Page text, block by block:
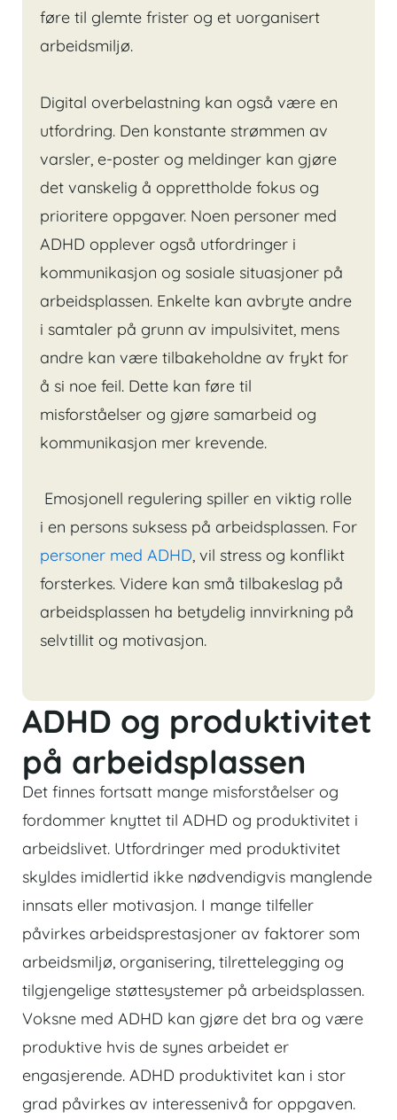
føre til glemte frister og et uorganisert
arbeidsmiljø.
Digital overbelastning kan også være en
utfordring. Den konstante strømmen av
varsler, e-poster og meldinger kan gjøre
det vanskelig å opprettholde fokus og
prioritere oppgaver. Noen personer med
ADHD opplever også utfordringer i
kommunikasjon og sosiale situasjoner på
arbeidsplassen. Enkelte kan avbryte andre
i samtaler på grunn av impulsivitet, mens
andre kan være tilbakeholdne av frykt for
å si noe feil. Dette kan føre til
misforståelser og gjøre samarbeid og
kommunikasjon mer krevende.
Emosjonell regulering spiller en viktig rolle
i en persons suksess på arbeidsplassen. For
personer med ADHD, vil stress og konflikt
forsterkes. Videre kan små tilbakeslag på
arbeidsplassen ha betydelig innvirkning på
selvtillit og motivasjon.
ADHD og produktivitet
på arbeidsplassen
Det finnes fortsatt mange misforståelser og
fordommer knyttet til ADHD og produktivitet i
arbeidslivet. Utfordringer med produktivitet
skyldes imidlertid ikke nødvendigvis manglende
innsats eller motivasjon. I mange tilfeller
påvirkes arbeidsprestasjoner av faktorer som
arbeidsmiljø, organisering, tilrettelegging og
tilgjengelige støttesystemer på arbeidsplassen.
Voksne med ADHD kan gjøre det bra og være
produktive hvis de synes arbeidet er
engasjerende. ADHD produktivitet kan i stor
grad påvirkes av interessenivå for oppgaven.